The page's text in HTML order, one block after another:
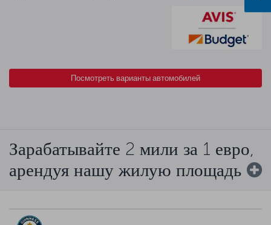
Посмотреть варианты автомобилей
Зарабатывайте 2 мили за 1 евро,
арендуя нашу жилую площадь